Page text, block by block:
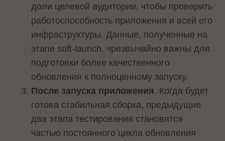
доли целевой аудитории, чтобы проверить
работоспособность приложения и всей его
инфраструктуры. Данные, полученные на
этапе soft-launch, чрезвычайно важны для
подготовки более качественного
обновления к полноценному запуску.
После запуска приложения . Когда будет
готова стабильная сборка, предыдущие
два этапа тестирования становятся
частью постоянного цикла обновления